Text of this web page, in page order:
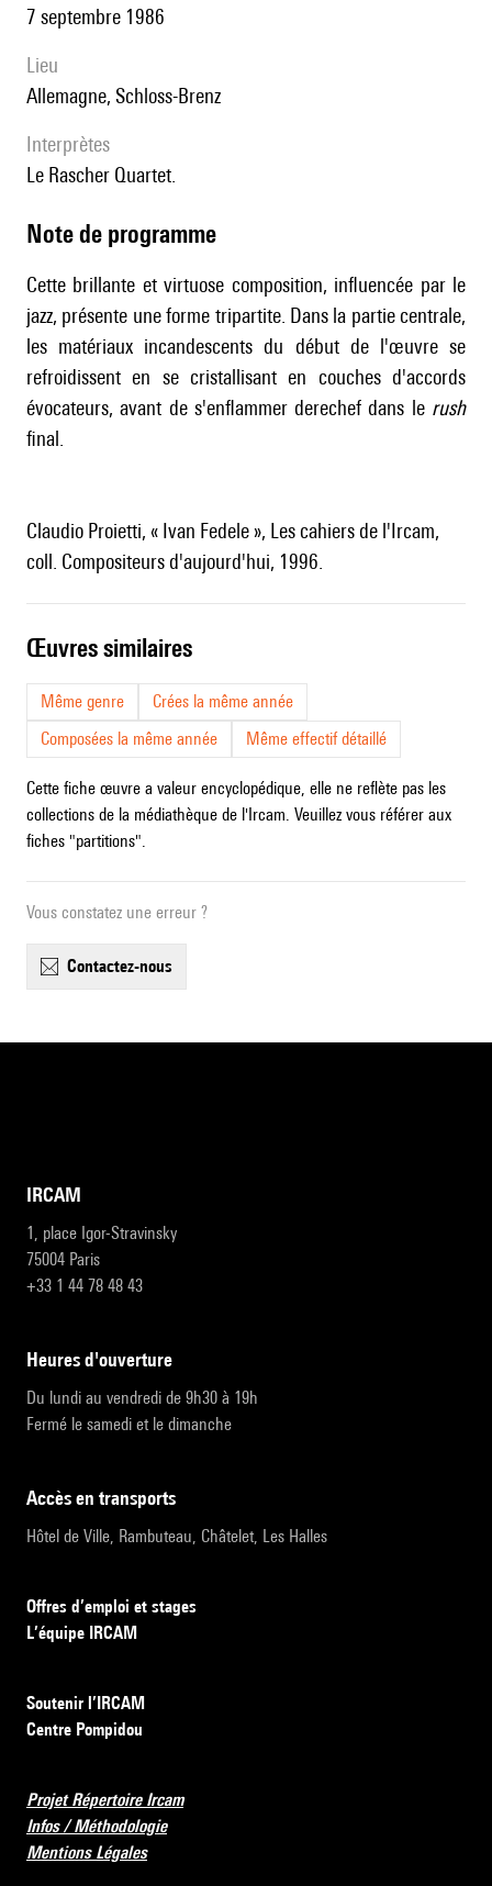
7 septembre 1986
lieu
Allemagne, Schloss-Brenz
interprètes
le Rascher Quartet.
Note de programme
Cette brillante et virtuose composition, influencée par le
jazz, présente une forme tripartite. Dans la partie centrale,
les matériaux incandescents du début de l'œuvre se
refroidissent en se cristallisant en couches d'accords
évocateurs, avant de s'enflammer derechef dans le rush
final.
Claudio Proietti, « Ivan Fedele », Les cahiers de l'Ircam,
coll. Compositeurs d'aujourd'hui, 1996.
œuvres similaires
Même genre
Crées la même année
Composées la même année
Même effectif détaillé
Cette fiche œuvre a valeur encyclopédique, elle ne reflète pas les
collections de la médiathèque de l'Ircam. Veuillez vous référer aux
fiches "partitions".
Vous constatez une erreur ?
contactez-nous
IRCAM
1, place Igor-Stravinsky
75004 Paris
+33 1 44 78 48 43
heures d'ouverture
Du lundi au vendredi de 9h30 à 19h
Fermé le samedi et le dimanche
accès en transports
Hôtel de Ville, Rambuteau, Châtelet, Les Halles
Offres d’emploi et stages
L’équipe IRCAM
Soutenir l’IRCAM
Centre Pompidou
Projet Répertoire Ircam
Infos / Méthodologie
Mentions Légales